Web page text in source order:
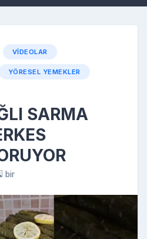
VIDEOLAR
YÖRESEL YEMEKLER
SARMA
bir